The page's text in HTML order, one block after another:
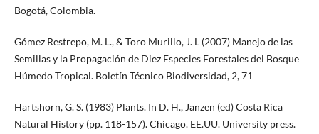
Bogotá, Colombia.
Gómez Restrepo, M. L., & Toro Murillo, J. L (2007) Manejo de las
Semillas y la Propagación de Diez Especies Forestales del Bosque
Húmedo Tropical. Boletín Técnico Biodiversidad, 2, 71
Hartshorn, G. S. (1983) Plants. In D. H., Janzen (ed) Costa Rica
Natural History (pp. 118-157). Chicago. EE.UU. University press.